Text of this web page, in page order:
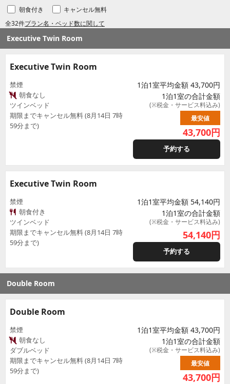
全32件プラン名・ベッド数に関して
朝食付き キャンセル無料
Executive Twin Room
Executive Twin Room
禁煙
朝食なし
ツインベッド
期限までキャンセル無料 (8月14日 7時
59分まで)
1泊1室平均金額 43,700円
1泊1室の合計金額
(※税金・サービス料込み)
最安値
43,700円
予約する
Executive Twin Room
禁煙
朝食付き
ツインベッド
期限までキャンセル無料 (8月14日 7時
59分まで)
1泊1室平均金額 54,140円
1泊1室の合計金額
(※税金・サービス料込み)
54,140円
予約する
Double Room
Double Room
禁煙
朝食なし
ダブルベッド
期限までキャンセル無料 (8月14日 7時
59分まで)
1泊1室平均金額 43,700円
1泊1室の合計金額
(※税金・サービス料込み)
最安値
43,700円